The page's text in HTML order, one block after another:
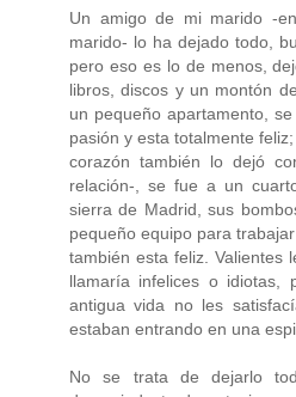
Un amigo de mi marido -
marido- lo ha dejado todo,
pero eso es lo de menos,
libros, discos y un montón
un pequeño apartamento,
pasión y esta totalmente
corazón también lo dejó
relación-, se fue a un
sierra de Madrid, sus
pequeño equipo para
también esta feliz. Valientes
llamaría infelices o idiotas,
antigua vida no les
estaban entrando en una
No se trata de dejarlo